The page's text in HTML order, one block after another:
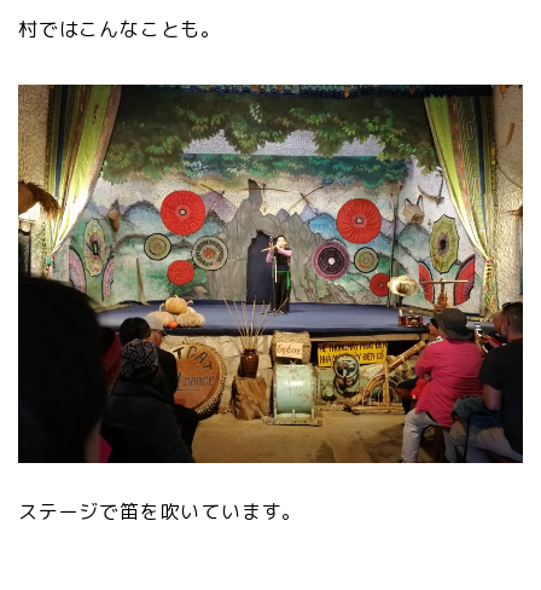
村ではこんなことも。
ステージで笛を吹いています。